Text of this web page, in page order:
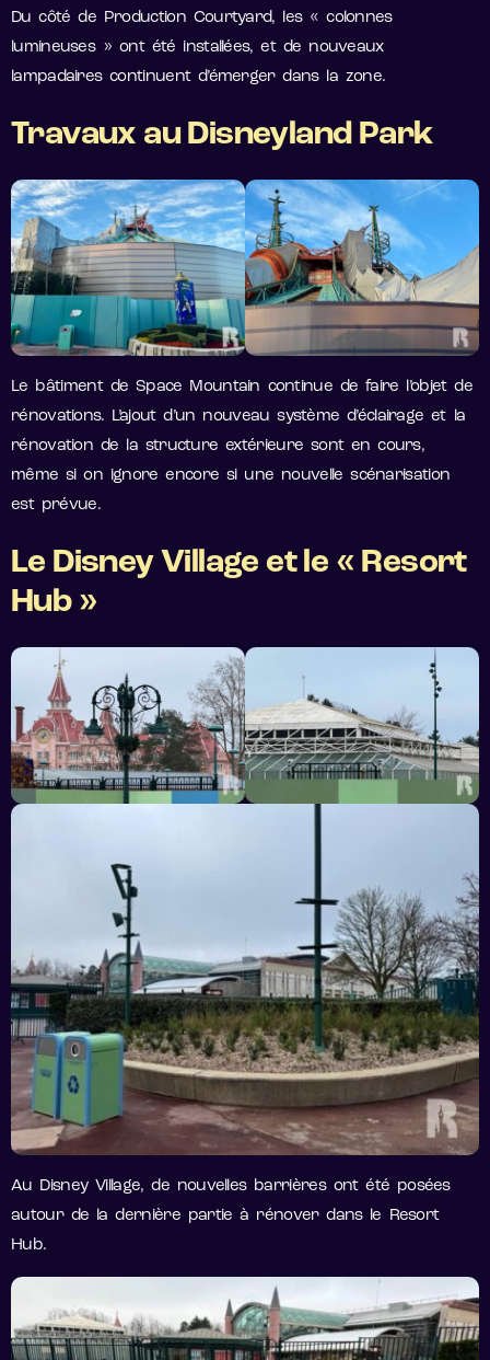
Du côté de Production Courtyard, les « colonnes
lumineuses » ont été installées, et de nouveaux
lampadaires continuent d’émerger dans la zone.
Travaux au Disneyland Park
Le bâtiment de Space Mountain continue de faire l’objet de
rénovations. L’ajout d’un nouveau système d’éclairage et la
rénovation de la structure extérieure sont en cours,
même si on ignore encore si une nouvelle scénarisation
est prévue.
Le Disney Village et le « Resort
Hub »
Au Disney Village, de nouvelles barrières ont été posées
autour de la dernière partie à rénover dans le Resort
Hub.